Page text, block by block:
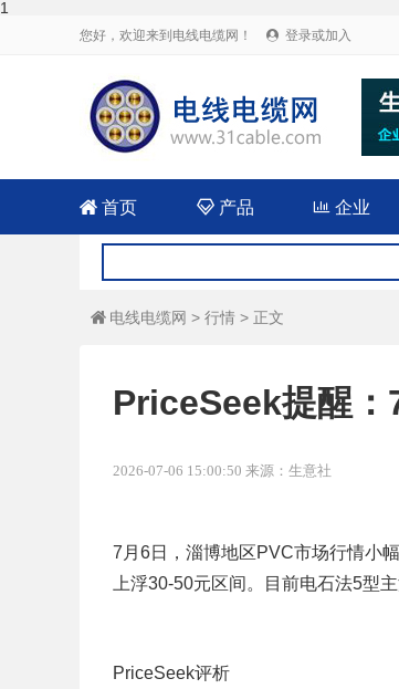
1
您好，欢迎来到电线电缆网！  登录或加入
 首页 产品  企业
 电线电缆网 > 行情 > 正文
PriceSeek提醒：
2026-07-06 15:00:50 来源：生意社
7月6日，淄博地区PVC市场行情小
上浮30-50元区间。目前电石法5型
PriceSeek评析